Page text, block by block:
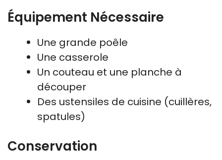
Équipement Nécessaire
Une grande poêle
Une casserole
Un couteau et une planche à
découper
Des ustensiles de cuisine (cuillères,
spatules)
Conservation